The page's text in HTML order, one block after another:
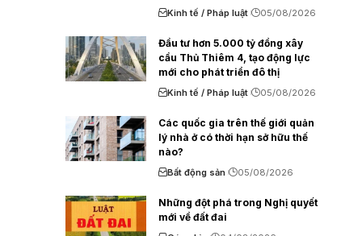
Kinh tế / Pháp luật 05/08/2026
Đầu tư hơn 5.000 tỷ đồng xây
cầu Thủ Thiêm 4, tạo động lực
mới cho phát triển đô thị
Kinh tế / Pháp luật 05/08/2026
Các quốc gia trên thế giới quản
lý nhà ở có thời hạn sở hữu thế
nào?
Bất động sản 05/08/2026
Những đột phá trong Nghị quyết
mới về đất đai